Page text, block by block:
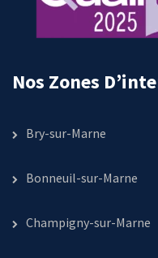
Nos Zones
Bry-sur-Marne
Bonneuil-sur-Marne
Champigny-sur-Marne